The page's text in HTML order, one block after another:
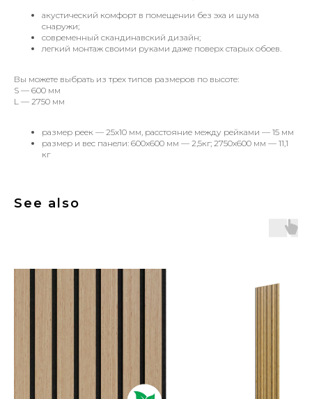
акустический комфорт в помещении без эха и шума
снаружи;
современный скандинавский дизайн;
легкий монтаж своими руками даже поверх старых обоев.
Вы можете выбрать из трех типов размеров по высоте:
S — 600 мм
L — 2750 мм
размер реек — 25х10 мм, расстояние между рейками — 15 мм
размер и вес панели: 600х600 мм — 2,5кг; 2750х600 мм — 11,1
кг
See also